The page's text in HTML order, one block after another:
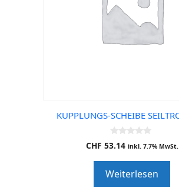
KUPPLUNGS-SCHEIBE
0
o
o
f
CHF 53.14 inkl. 7.7% MwSt.
Weiterlesen